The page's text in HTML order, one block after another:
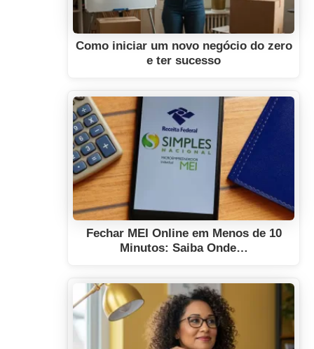
Como iniciar um novo negócio do zero
e ter sucesso
Fechar MEI Online em Menos de 10
Minutos: Saiba Onde…